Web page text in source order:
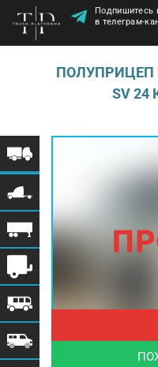
Подпишитесь
в телеграм-
ПОЛУПРИЦЕП
SV